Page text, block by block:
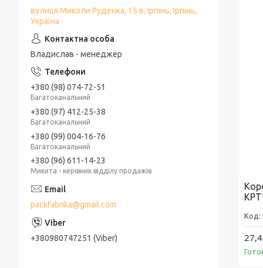
вулиця Миколи Руденка, 15 в, Ірпінь, Ірпінь,
Україна
Владислав - менеджер
+380 (98) 074-72-51
Багатоканальний
+380 (97) 412-25-38
Багатоканальний
+380 (99) 004-16-76
Багатоканальний
+380 (96) 611-14-23
Микита - керівник відділу продажів
packfabrika@gmail.com
+380980747251 (Viber)